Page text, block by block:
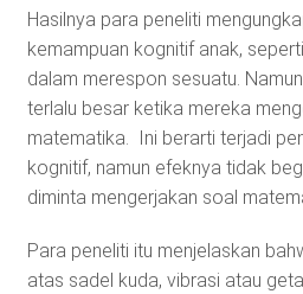
Hasilnya para peneliti
kemampuan kognitif anak,
dalam merespon sesuatu.
terlalu besar ketika mereka
matematika. Ini berarti terjadi
kognitif, namun efeknya tidak
diminta mengerjakan soal
Para peneliti itu menjelaskan
atas sadel kuda, vibrasi atau